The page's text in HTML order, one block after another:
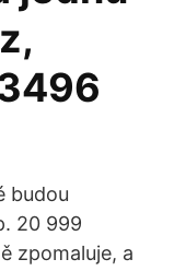
budou
20 999
zpomaluje, a